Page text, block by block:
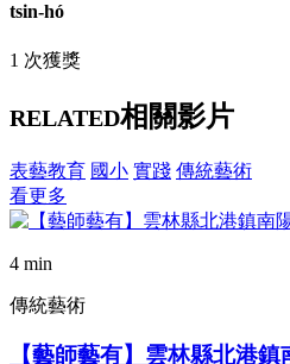
tsin-hó
1 次獲獎
RELATED相關影片
表藝教育 國小 實踐 傳統藝術
看更多
4 min
傳統藝術
【藝師藝有】雲林縣北港